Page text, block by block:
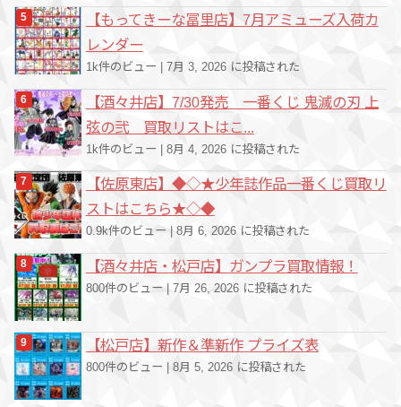
【もってきーな冨里店】7月アミューズ入荷カ
レンダー
1k件のビュー 7月 3, 2026 に投稿された
【酒々井店】7/30発売 一番くじ 鬼滅の刃 上
弦の弐 買取リストはこ...
1k件のビュー 8月 4, 2026 に投稿された
【佐原東店】◆◇★少年誌作品一番くじ買取リ
ストはこちら★◇◆
0.9k件のビュー 8月 6, 2026 に投稿された
【酒々井店・松戸店】ガンプラ買取情報！
800件のビュー | 7月 26, 2026 に投稿された
【松戸店】新作＆準新作 プライズ表
800件のビュー 8月 5, 2026 に投稿された